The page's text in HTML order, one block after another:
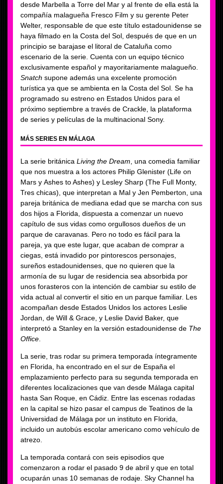
desde Marbella a Torre del Mar y al frente de ella está la
compañía malagueña Fresco Film y su gerente Peter
Welter, responsable de que este título estadounidense se
haya filmado en la Costa del Sol, después de que en un
principio se barajase el litoral de Cataluña como
escenario de la serie. Cuenta con un equipo técnico
exclusivamente español y mayoritariamente malagueño.
Snatch supone además una excelente promoción
turística ya que se ambienta en la Costa del Sol. Se ha
programado su estreno en Estados Unidos para el
próximo septiembre a través de Crackle, la plataforma
de series y películas de la multinacional Sony.
MÁS SERIES EN MÁLAGA
La serie británica Living the Dream , una comedia familiar
que nos muestra a los actores Philip Glenister (Life on
Mars y Ashes to Ashes) y Lesley Sharp (The Full Monty,
Tres chicas), que interpretan a Mal y Jen Pemberton, una
pareja británica de mediana edad que se marcha con sus
dos hijos a Florida, dispuesta a comenzar un nuevo
capítulo de sus vidas como orgullosos dueños de un
parque de caravanas. Pero no todo es fácil para la
pareja, ya que este lugar, que acaban de comprar a
ciegas, está invadido por pintorescos personajes,
sureños estadounidenses, que no quieren que la
armonía de su lugar de residencia sea absorbida por
unos forasteros con la intención de cambiar su estilo de
vida actual al convertir el sitio en un parque familiar. Les
acompañan desde Estados Unidos los actores Leslie
Jordan, de Will & Grace, y Leslie David Baker, que
interpretó a Stanley en la versión estadounidense de The
Office
La serie, tras rodar su primera temporada íntegramente
en Florida, ha encontrado en el sur de España el
emplazamiento perfecto para su segunda temporada en
diferentes localizaciones que van desde Málaga capital
hasta San Roque, en Cádiz. Entre las escenas rodadas
en la capital se hizo pasar el campus de Teatinos de la
Universidad de Málaga por un instituto en Florida,
incluido un autobús escolar americano como vehículo de
atrezo.
La temporada contará con seis episodios que
comenzaron a rodar el pasado 9 de abril y que en total
ocuparán unas 10 semanas de rodaje. Sky Channel ha